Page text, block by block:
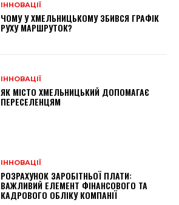
ІННОВАЦІЇ
ЧОМУ У ХМЕЛЬНИЦЬКОМУ ЗБИВСЯ ГРАФІК
РУХУ МАРШРУТОК?
ІННОВАЦІЇ
ЯК МІСТО ХМЕЛЬНИЦЬКИЙ ДОПОМАГАЄ
ПЕРЕСЕЛЕНЦЯМ
ІННОВАЦІЇ
РОЗРАХУНОК ЗАРОБІТНЬОЇ ПЛАТИ:
ВАЖЛИВИЙ ЕЛЕМЕНТ ФІНАНСОВОГО ТА
КАДРОВОГО ОБЛІКУ КОМПАНІЇ